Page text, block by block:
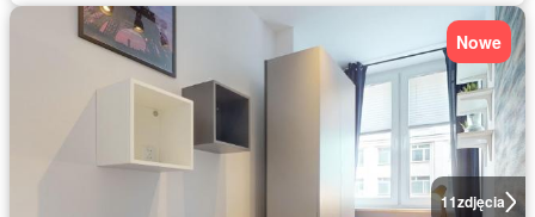
11zdjęcia
Nowe